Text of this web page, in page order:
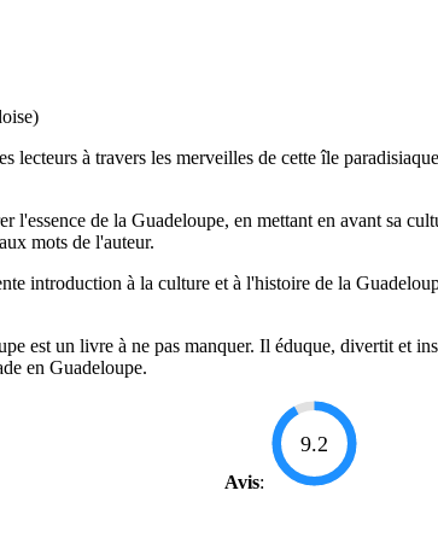
à travers les merveilles de cette île
de la Guadeloupe, en mettant en avant sa
mots de l'auteur.
introduction à la culture et à l'histoire de la
est un livre à ne pas manquer. Il éduque, divertit et
en Guadeloupe.
Avis:
9.2